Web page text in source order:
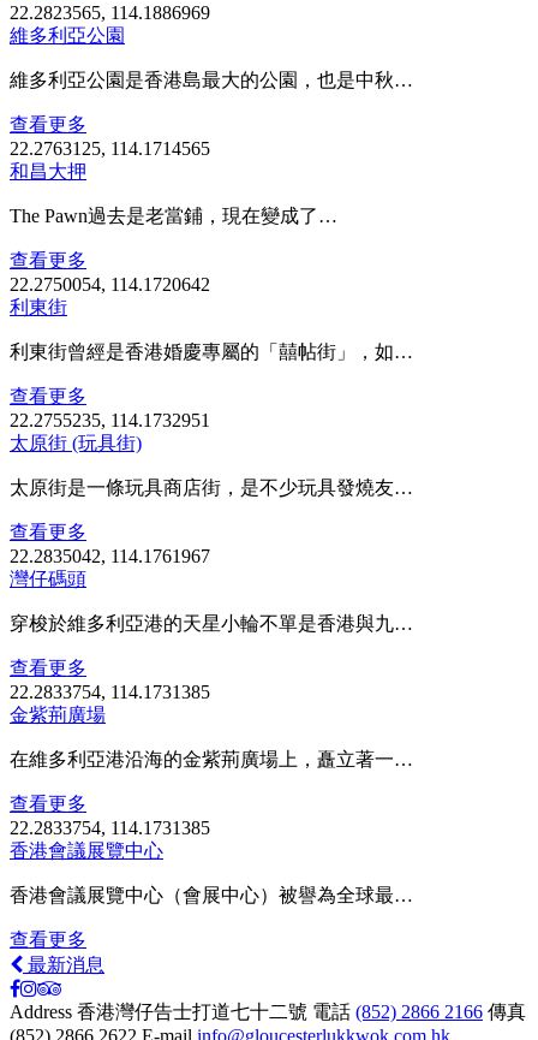
22.2823565, 114.1886969
維多利亞公園
維多利亞公園是香港島最大的公園，也是中秋…
查看更多
22.2763125, 114.1714565
和昌大押
The Pawn過去是老當鋪，現在變成了…
查看更多
22.2750054, 114.1720642
利東街
利東街曾經是香港婚慶專屬的「囍帖街」，如…
查看更多
22.2755235, 114.1732951
太原街 (玩具街)
太原街是一條玩具商店街，是不少玩具發燒友…
查看更多
22.2835042, 114.1761967
灣仔碼頭
穿梭於維多利亞港的天星小輪不單是香港與九…
查看更多
22.2833754, 114.1731385
金紫荊廣場
在維多利亞港沿海的金紫荊廣場上，矗立著一…
查看更多
22.2833754, 114.1731385
香港會議展覽中心
香港會議展覽中心（會展中心）被譽為全球最…
查看更多
最新消息
Address 香港灣仔告士打道七十二號 電話 (852) 2866 2166 傳真
(852) 2866 2622 E-mail info@gloucesterlukkwok.com.hk